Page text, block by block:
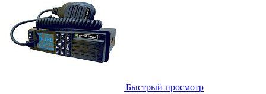
Быстрый просмотр